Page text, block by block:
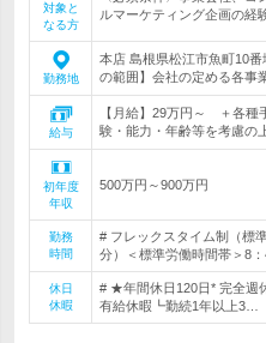
対象と
なる方
ルマーケティング企画の経
勤務地
本店 島根県松江市魚町10
の範囲】会社の定める各事
給与
【月給】29万円～ ＋各種
験・能力・年齢等を考慮の
初年度
年収
500万円～900万円
勤務
時間
# フレックスタイム制（標
分）＜標準労働時間帯＞8
休日
休暇
# ★年間休日120日* 完全週
有給休暇┗勤続1年以上3…